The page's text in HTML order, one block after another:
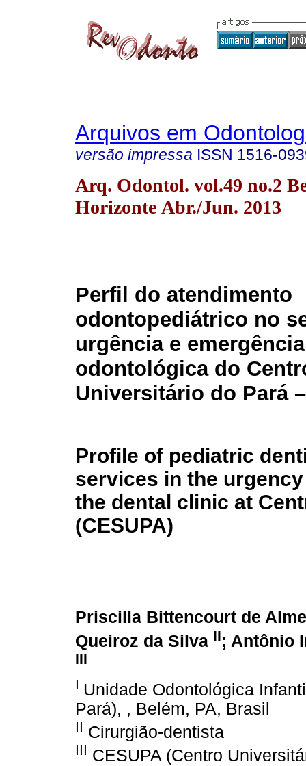
Arquivos em
versão impressa ISSN 1516-
Arq. Odontol. vol.49 no.2
Horizonte Abr./Jun. 2013
Perfil do atendimento
odontopediátrico no
urgência e
odontológica do
Universitário do Pará
Profile of pediatric
services in the
the dental clinic at
(CESUPA)
Priscilla Bittencourt de
Queiroz da Silva II; Antônio
III
I Unidade Odontológica
Pará), , Belém, PA, Brasil
II Cirurgião-dentista
III CESUPA (Centro